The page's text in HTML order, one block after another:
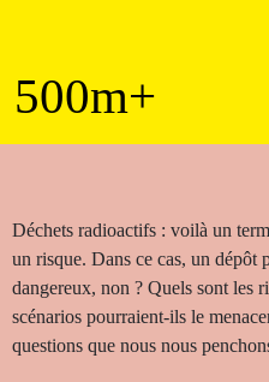
500m+
Déchets radioactifs : voilà un
un risque. Dans ce cas, un dépôt
dangereux, non ? Quels sont les
scénarios pourraient-ils le
questions que nous nous